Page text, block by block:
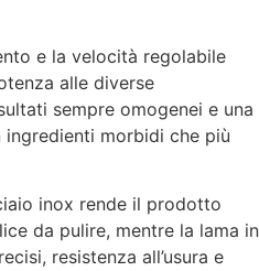
e la velocità regolabile
alle diverse
sempre omogenei e una
morbidi che più
inox rende il prodotto
da pulire, mentre la lama in
resistenza all’usura e